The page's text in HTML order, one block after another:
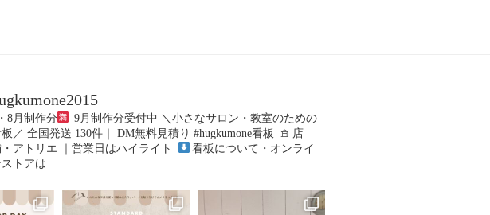
8月制作分 9月制作分受付中 ⁡＼小さなサロン・教室のための
／⁡ ⁡全国発送 130件｜ DM無料見積り⁡ #hugkumone看板
𖠿 店
アトリエ ｜営業日はハイライト
⁡看板について・オンライ
ストアは